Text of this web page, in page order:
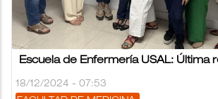
Escuela de Enfermería USAL: Última
18/12/2024 - 07:53